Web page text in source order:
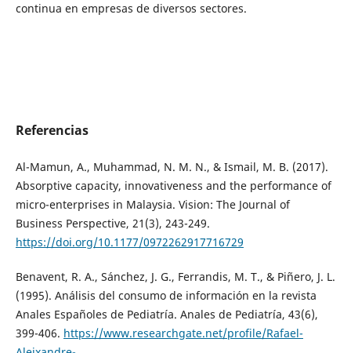
continua en empresas de diversos sectores.
Referencias
Al-Mamun, A., Muhammad, N. M. N., & Ismail, M. B. (2017).
Absorptive capacity, innovativeness and the performance of
micro-enterprises in Malaysia. Vision: The Journal of
Business Perspective, 21(3), 243-249.
https://doi.org/10.1177/0972262917716729
Benavent, R. A., Sánchez, J. G., Ferrandis, M. T., & Piñero, J. L.
(1995). Análisis del consumo de información en la revista
Anales Españoles de Pediatría. Anales de Pediatría, 43(6),
399-406. https://www.researchgate.net/profile/Rafael-